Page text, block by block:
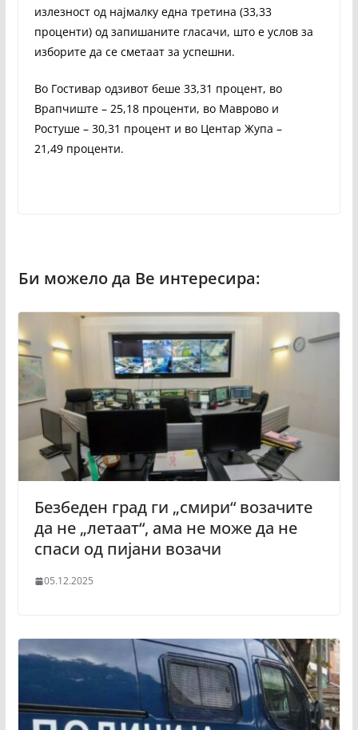
излезност од најмалку една третина (33,33
проценти) од запишаните гласачи, што е услов за
изборите да се сметаат за успешни.
Во Гостивар одзивот беше 33,31 процент, во
Врапчиште – 25,18 проценти, во Маврово и
Ростуше – 30,31 процент и во Центар Жупа –
21,49 проценти.
Безбеден град ги „смири“ возачите
да не „летаат“, ама не може да не
спаси од пијани возачи
05.12.2025